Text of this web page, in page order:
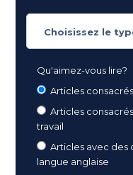
Qu'aimez-vous lire?
Articles
Articles
travail
Articles avec des
langue anglaise